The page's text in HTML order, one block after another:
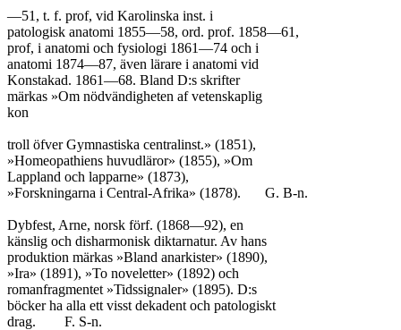
—51, t. f. prof, vid Karolinska inst. i
patologisk anatomi 1855—58, ord. prof. 1858—61,
prof, i anatomi och fysiologi 1861—74 och i
anatomi 1874—87, även lärare i anatomi vid
Konstakad. 1861—68. Bland D:s skrifter
märkas »Om nödvändigheten af vetenskaplig
kon
troll öfver Gymnastiska centralinst.» (1851),
»Homeopathiens huvudläror» (1855), »Om
Lappland och lapparne» (1873),
»Forskningarna i Central-Afrika» (1878).	G. B-n.
Dybfest, Arne, norsk förf. (1868—92), en
känslig och disharmonisk diktarnatur. Av hans
produktion märkas »Bland anarkister» (1890),
»Ira» (1891), »To noveletter» (1892) och
romanfragmentet »Tidssignaler» (1895). D:s
böcker ha alla ett visst dekadent och patologiskt
drag.	F. S-n.